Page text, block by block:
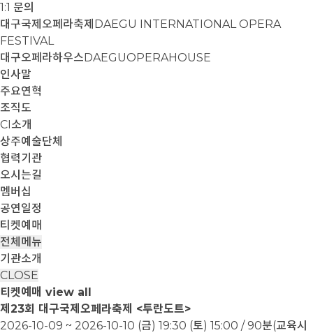
1:1 문의
대구국제오페라축제 DAEGU INTERNATIONAL OPERA
FESTIVAL
대구오페라하우스DAEGUOPERAHOUSE
인사말
주요연혁
조직도
CI소개
상주예술단체
협력기관
오시는길
멤버십
공연일정
티켓예매
전체메뉴
기관소개
CLOSE
티켓예매 view all
제23회 대구국제오페라축제 <투란도트>
2026-10-09 ~ 2026-10-10 (금) 19:30 (토) 15:00 / 90분(교육시